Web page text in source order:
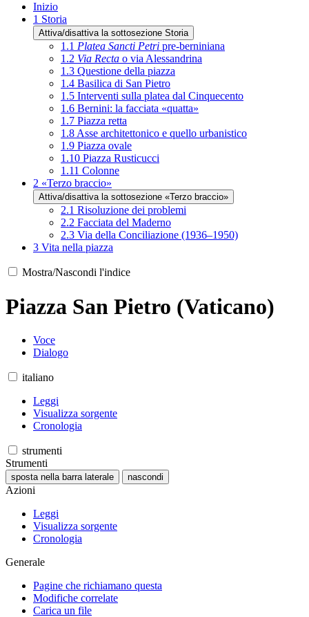
Inizio
1 Storia
Attiva/disattiva la sottosezione Storia
1.1 Platea Sancti Petri pre-berniniana
1.2 Via Recta o via Alessandrina
1.3 Questione della piazza
1.4 Basilica di San Pietro
1.5 Interventi sulla platea dal Cinquecento
1.6 Bernini: la facciata «quatta»
1.7 Piazza retta
1.8Asse architettonico e quello urbanistico
1.9 Piazza ovale
1.10 Piazza Rusticucci
1.11 Colonne
2 «Terzo braccio»
Attiva/disattiva la sottosezione «Terzo braccio»
2.1 Risoluzione dei problemi
2.2 Facciata del Maderno
2.3 Via della Conciliazione (1936–1950)
3 Vita nella piazza
Mostra/Nascondi l'indice
Piazza San Pietro (Vaticano)
Voce
Dialogo
italiano
Leggi
Visualizza sorgente
Cronologia
strumenti
Strumenti
sposta nella barra laterale nascondi
Azioni
Leggi
Visualizza sorgente
Cronologia
Generale
Pagine che richiamano questa
Modifiche correlate
Carica un file